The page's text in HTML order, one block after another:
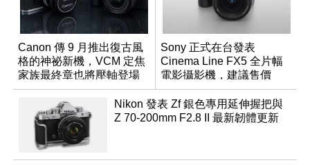
Canon 傳 9 月推出復古風
格的神祕新機，VCM 定焦
家族最終章也將壓軸登場
Sony 正式在台發表
Cinema Line FX5 全片幅
電影攝影機，建議售價
NT$144,980
Nikon 發表 Zf 銀色專用延伸握把與
Z 70-200mm F2.8 II 最新韌體更新